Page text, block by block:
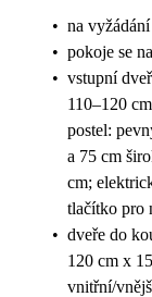
• na
• pokoje se
• vstupní
110–120
postel:
a 75 cm
cm;
tlačítko pro
• dveře do
120 cm x
vnitřní/